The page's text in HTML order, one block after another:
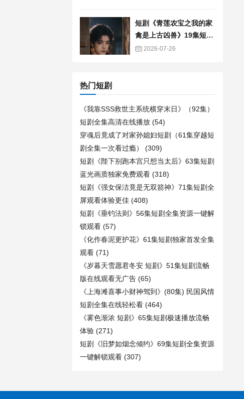
短剧《青莲农宝之我的家
禽是上古凶兽》19集短剧
免费在线观看全集
2026-07-26
热门短剧
《我靠SSS救世主系统横穿末日》（92集）
短剧全集高清在线播放 (54)
穿魂后竟成了对家孙媳妇短剧（61集穿越短
剧全集一次看过瘾）
(309)
短剧《陛下别跑本宫只想当太后》63集短剧
蓝光画质独家免费观看 (318)
短剧《强女保洁竟是无双箭神》71集短剧全
屏观看体验更佳 (408)
短剧《垂钓法则》56集短剧全集资源一键解
锁观看 (57)
《化作春泥更护花》61集短剧独家首发全集
观看 (71)
《岁暮天雪愿君冬安 短剧》51集短剧流畅
版在线观看无广告 (65)
《上海滩喜事小财神驾到》(80集) 民国风情
短剧全集在线轻松看 (464)
《雾色渐浓 短剧》65集短剧极速播放流畅
体验 (271)
短剧《旧梦如烟念倾约》69集短剧全集资源
一键解锁观看 (307)